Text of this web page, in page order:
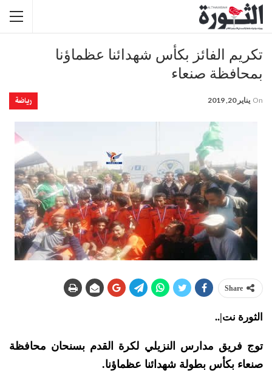
تكريم الفائز بكأس شهدائنا عظماؤنا
بمحافظة صنعاء
رياضة On يناير 20, 2019
Share
الثورة نت|..
توج فريق مدارس النزيلي لكرة القدم بسنحان محافظة
صنعاء بكأس بطولة شهدائنا عظماؤنا.